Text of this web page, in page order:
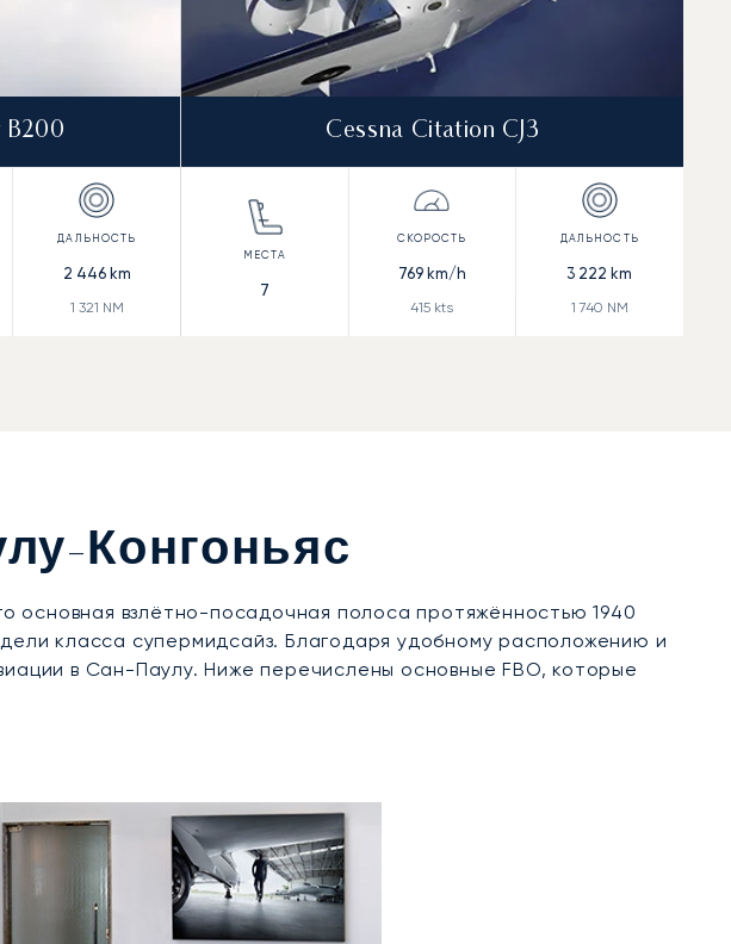
B200
2 446km
1 321 NM
Cessna Citation CJ3
7
769km/h
415 kts
3 222 km
1 740 NM
Конгоньяс
основная взлётно-посадочная полоса протяжённостью 1940
класса супермидсайз. Благодаря удобному расположению и
в Сан-Паулу. Ниже перечислены основные FBO, которые